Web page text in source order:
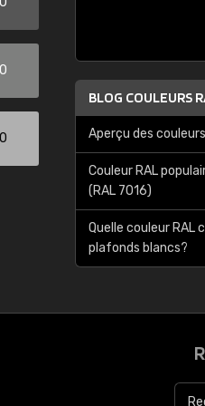
BLOG COULEURS
Aperçu des
Couleur RAL
(RAL 7016)
Quelle couleur RAL
plafonds blancs?